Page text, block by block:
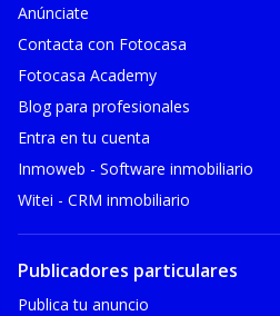
Anúnciate
Contacta con Fotocasa
Fotocasa Academy
Blog para profesionales
Entra en tu cuenta
Inmoweb - Software inmobiliario
Witei - CRM inmobiliario
Publicadores particulares
Publica tu anuncio